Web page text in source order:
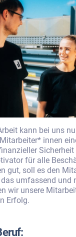
kann bei uns
innen
Sicherheit
für alle
gut, soll es den
umfassend und
wir unsere
Erfolg.